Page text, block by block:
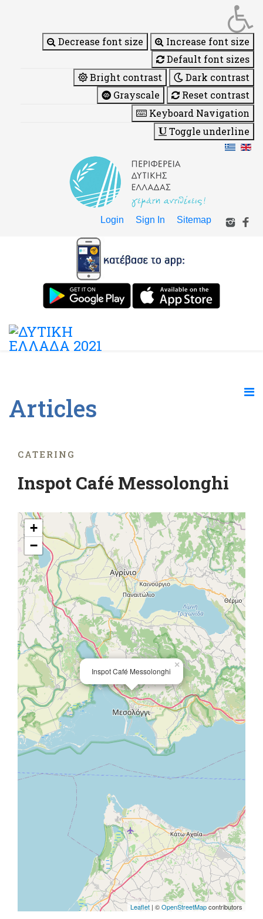
Decrease font size
Increase font size
Default font sizes
Bright contrast
Dark contrast
Grayscale
Reset contrast
Keyboard Navigation
Toggle underline
Login Sign In Sitemap
Articles
CATERING
Inspot Café Messolonghi
Inspot Café Messolonghi
×
+
−
Leaflet | ©OpenStreetMapcontributors